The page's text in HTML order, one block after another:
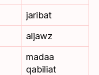
jaribat
aljawz
madaa
qabiliat